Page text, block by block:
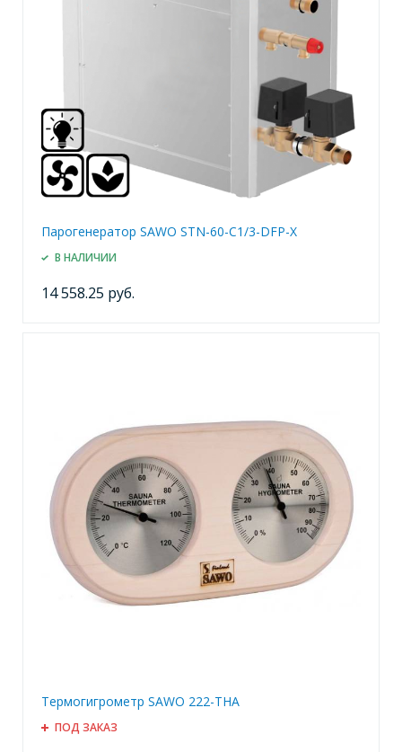
Парогенератор SAWO STN-60-C1/3-DFP-X
В НАЛИЧИИ
14 558.25 руб.
Термогигрометр SAWO 222-THA
ПОД ЗАКАЗ